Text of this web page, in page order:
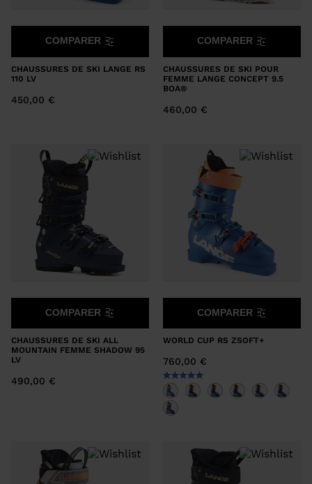
CHAUSSURES DE SKI LANGE RS
110 LV
450,00 €
COMPARER
CHAUSSURES DE SKI POUR
FEMME LANGE CONCEPT 9.5
BOA®
460,00 €
COMPARER
CHAUSSURES DE SKI ALL
MOUNTAIN FEMME SHADOW 95
LV
490,00 €
COMPARER
WORLD CUP RS ZSOFT+
760,00 €
COMPARER